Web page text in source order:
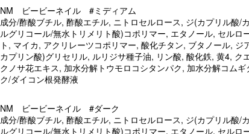
NM ビービーネイル #ミディアム
成分/酢酸ブチル, 酢酸エチル, ニトロセルロース, ジ(カプリル酸/
ルグリコール/無水トリメリト酸)コポリマー, エタノール, セル
ト, マイカ, アクリレーツコポリマー, 酸化チタン, ブタノール,
カプリン酸)グリセリル, ルリジサ種子油, リン酸, 酸化鉄, 黄4,
クノサ花エキス, 加水分解トウモロコシタンパク, 加水分解コム
ク/ダイコン根発酵液
NM ビービーネイル #ダーク
成分/酢酸ブチル, 酢酸エチル, ニトロセルロース, ジ(カプリル酸/
ルグリコール/無水トリメリト酸)コポリマー, エタノール, セル